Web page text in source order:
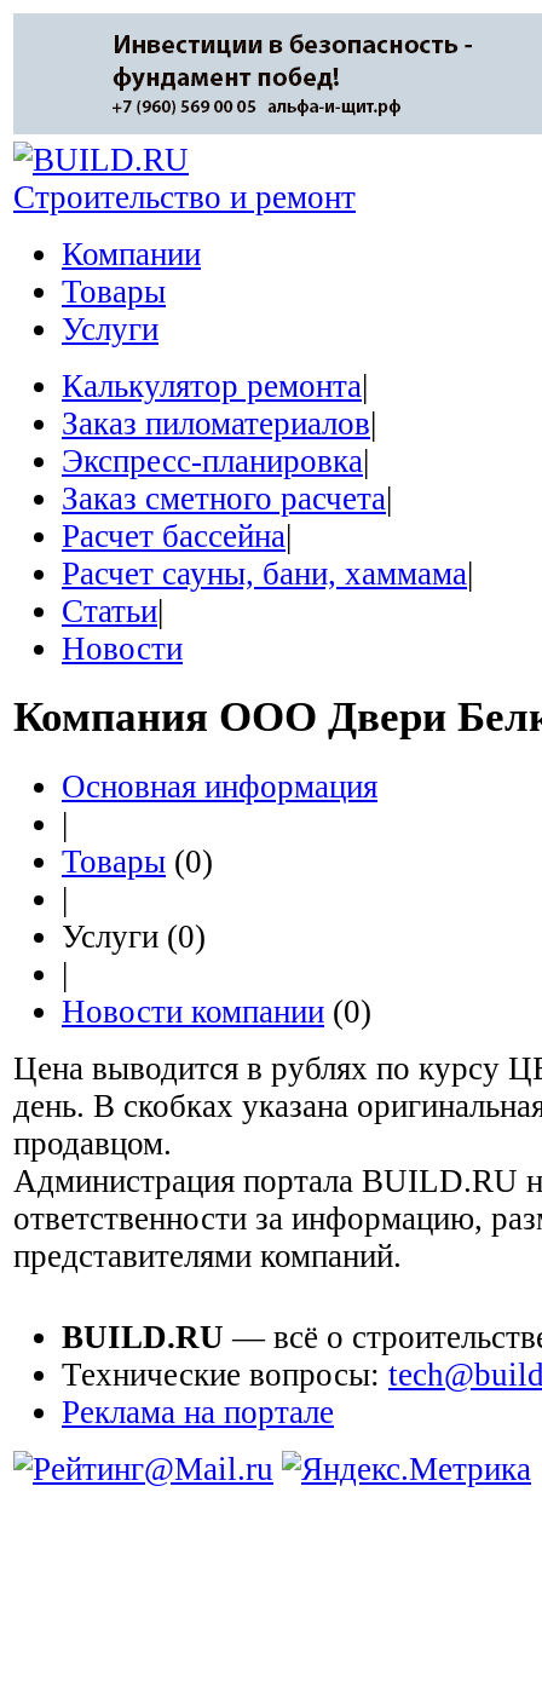
Строительство и ремонт
Компании
Товары
Услуги
Калькулятор ремонта|
Заказ пиломатериалов|
Экспресс-планировка|
Заказ сметного расчета|
Расчет бассейна|
Расчет сауны, бани, хаммама|
Статьи|
Новости
Компания ООО Двери
Основная информация
|
Товары (0)
|
Услуги (0)
|
Новости компании (0)
Цена выводится в рублях по курсу
день. В скобках указана
продавцом.
Администрация портала BUILD.RU
ответственности за информацию,
представителями компаний.
BUILD.RU — всё о
Технические вопросы:
Реклама на портале